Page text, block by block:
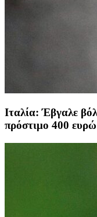
Ιταλία: Έβγαλε
πρόστιμο 400 ευρώ